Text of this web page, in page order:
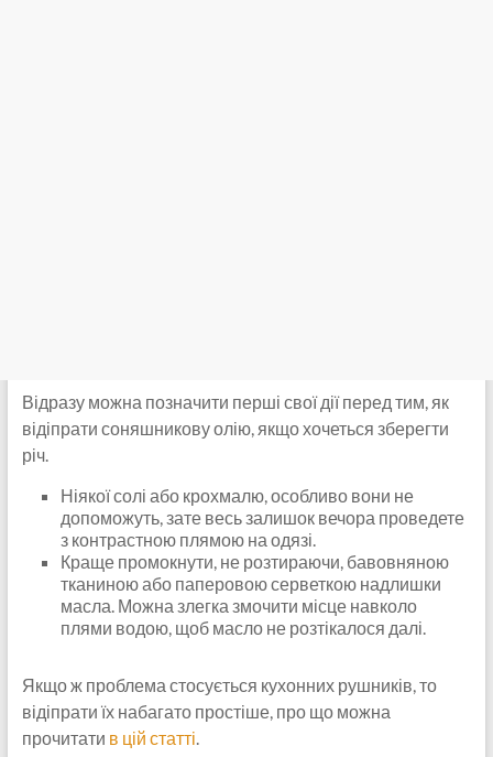
Відразу можна позначити перші свої дії перед тим, як
відіпрати соняшникову олію, якщо хочеться зберегти
річ.
Ніякої солі або крохмалю, особливо вони не
допоможуть, зате весь залишок вечора проведете
з контрастною плямою на одязі.
Краще промокнути, не розтираючи, бавовняною
тканиною або паперовою серветкою надлишки
масла. Можна злегка змочити місце навколо
плями водою, щоб масло не розтікалося далі.
Якщо ж проблема стосується кухонних рушників, то
відіпрати їх набагато простіше, про що можна
прочитати в цій статті.